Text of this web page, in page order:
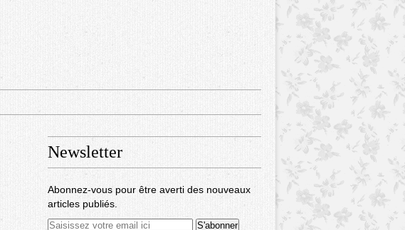
Newsletter
Abonnez-vous pour être averti des nouveaux
articles publiés.